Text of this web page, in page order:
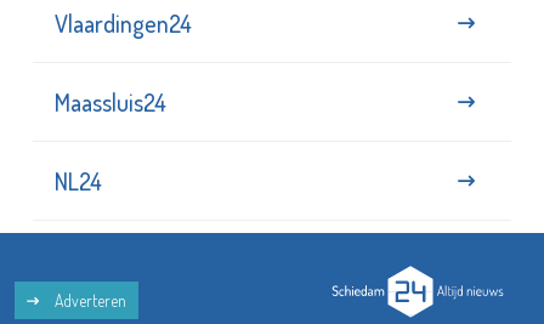
Vlaardingen24
Maassluis24
NL24
Adverteren